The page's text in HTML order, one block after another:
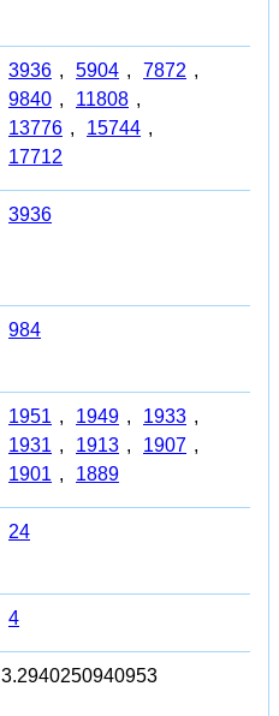
3936 , 5904 , 7872 ,
9840 , 11808 ,
13776 , 15744 ,
17712
3936
984
1951 , 1949 , 1933 ,
1931 , 1913 , 1907 ,
1901 , 1889
24
4
3.2940250940953